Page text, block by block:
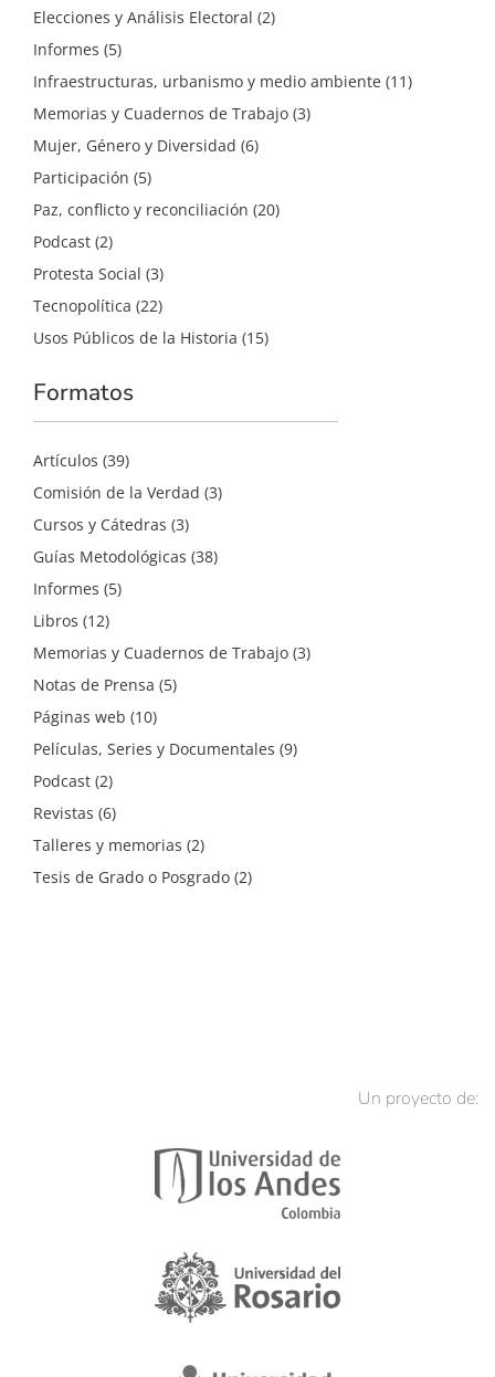
Elecciones y Análisis Electoral (2)
Informes (5)
Infraestructuras, urbanismo y medio ambiente (11)
Memorias y Cuadernos de Trabajo (3)
Mujer, Género y Diversidad (6)
Participación (5)
Paz, conflicto y reconciliación (20)
Podcast (2)
Protesta Social (3)
Tecnopolítica (22)
Usos Públicos de la Historia (15)
Formatos
Artículos (39)
Comisión de la Verdad (3)
Cursos y Cátedras (3)
Guías Metodológicas (38)
Informes (5)
Libros (12)
Memorias y Cuadernos de Trabajo (3)
Notas de Prensa (5)
Páginas web (10)
Películas, Series y Documentales (9)
Podcast (2)
Revistas (6)
Talleres y memorias (2)
Tesis de Grado o Posgrado (2)
Un proyecto de: